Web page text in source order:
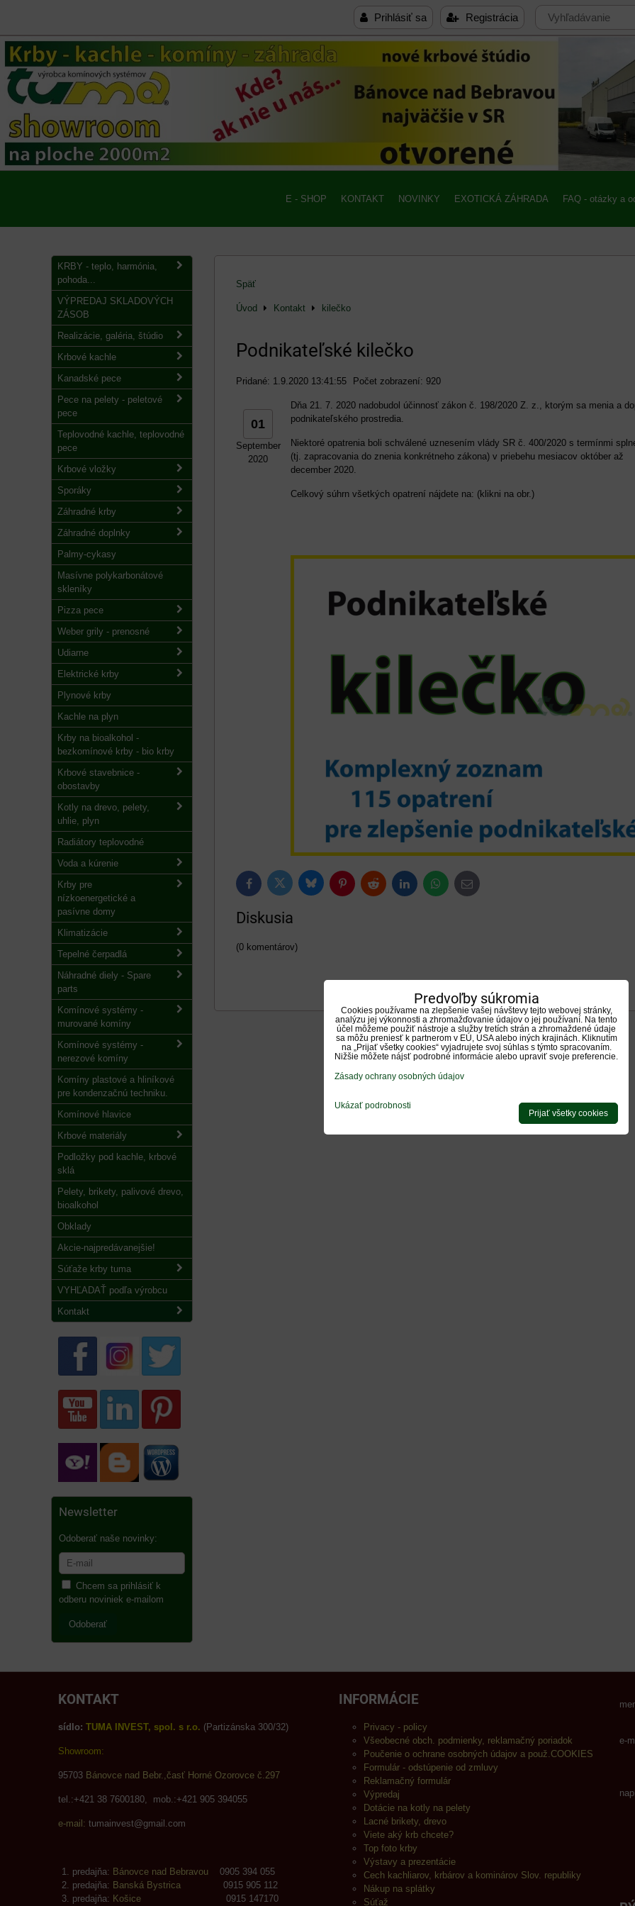
Prihlásiť sa Registrácia
E - SHOP KONTAKT NOVINKY EXOTICKÁ ZÁHRADA FAQ - otázky a
Späť
Úvod Kontakt
kilečko
Podnikateľské kilečko
Pridané: 1.9.2020 13:41:55 Počet zobrazení: 920
01
September
2020
Dňa 21. 7. 2020 nadobudol účinnosť zákon č. 198/2020 Z. z., ktorým sa menia a
podnikateľského prostredia.
Niektoré opatrenia boli schválené uznesením vlády SR č. 400/2020 s termínmi
(tj. zapracovania do znenia konkrétneho zákona) v priebehu mesiacov október až
december 2020.
Celkový súhrn všetkých opatrení nájdete na: (klikni na obr.)
FacebookTwitter BlueskyPinterestReddit LinkedInWhatsApp
E-
mail
Diskusia
(0 komentárov)
KRBY - teplo, harmónia,
pohoda...
VÝPREDAJ SKLADOVÝCH
ZÁSOB
Realizácie, galéria, štúdio
Krbové kachle
Kanadské pece
Pece na pelety - peletové
pece
Teplovodné kachle, teplovodné
pece
Krbové vložky
Sporáky
Záhradné krby
Záhradné doplnky
Palmy-cykasy
Masívne polykarbonátové
skleníky
Pizza pece
Weber grily - prenosné
Udiarne
Elektrické krby
Plynové krby
Kachle na plyn
Krby na bioalkohol -
bezkomínové krby - bio krby
Krbové stavebnice -
obostavby
Kotly na drevo, pelety,
uhlie, plyn
Radiátory teplovodné
Voda a kúrenie
Krby pre
nízkoenergetické a
pasívne domy
Klimatizácie
Tepelné čerpadlá
Náhradné diely - Spare
parts
Komínové systémy -
murované komíny
Komínové systémy -
nerezové komíny
Komíny plastové a hliníkové
pre kondenzačnú techniku.
Komínové hlavice
Krbové materiály
Podložky pod kachle, krbové
sklá
Pelety, brikety, palivové drevo,
bioalkohol
Obklady
Akcie-najpredávanejšie!
Súťaže krby tuma
VYHĽADAŤ podľa výrobcu
Kontakt
Newsletter
Odoberať naše novinky:
Chcem sa prihlásiť k
odberu noviniek e-mailom
Odoberať
KONTAKT
sídlo: TUMA INVEST, spol. s r.o. (Partizánska 300/32)
Showroom:
95703 Bánovce nad Bebr.,časť Horné Ozorovce č.297
tel.:+421 38 7600180, mob.:+421 905 394055
e-mail: tumainvest@gmail.com
predajňa: Bánovce nad Bebravou 0905 394 055
predajňa: Banská Bystrica 0915 905 112
predajňa: Košice 0915 147170
INFORMÁCIE
Privacy - policy
Všeobecné obch. podmienky, reklamačný poriadok
Poučenie o ochrane osobných údajov a použ.COOKIES
Formulár - odstúpenie od zmluvy
Reklamačný formulár
Výpredaj
Dotácie na kotly na pelety
Lacné brikety, drevo
Viete aký krb chcete?
Top foto krby
Výstavy a prezentácie
Cech kachliarov, krbárov a kominárov Slov. republiky
Nákup na splátky
Súťaž
e-
Predvoľby súkromia
Cookies používame na zlepšenie vašej návštevy tejto webovej stránky,
analýzu jej výkonnosti a zhromažďovanie údajov o jej používaní. Na tento
účel môžeme použiť nástroje a služby tretích strán a zhromaždené údaje
sa môžu preniesť k partnerom v EÚ, USA alebo iných krajinách. Kliknutím
na „Prijať všetky cookies“ vyjadrujete svoj súhlas s týmto spracovaním.
Nižšie môžete nájsť podrobné informácie alebo upraviť svoje preferencie.
Zásady ochrany osobných údajov
Ukázať podrobnosti
Prijať všetky cookies